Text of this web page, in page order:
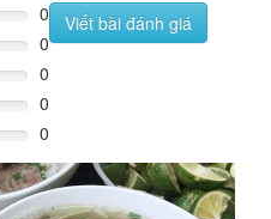
0
0
0
0
0
Viết bài đánh giá